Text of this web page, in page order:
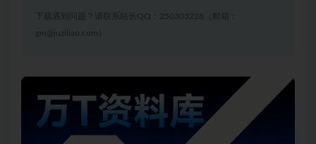
下载遇到问题？请联系站长QQ：250303228（邮箱：
gm@juziliao.com）